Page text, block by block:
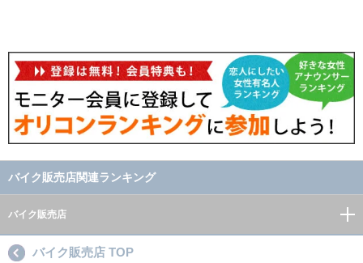
バイク販売店関連ランキング
バイク販売店
バイク販売店 TOP